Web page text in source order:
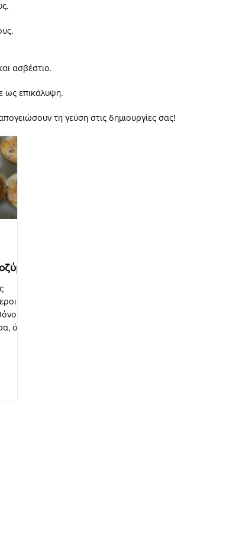
ασβέστιο.
ως επικάλυψη.
τη γεύση στις δημιουργίες σας!
ότι